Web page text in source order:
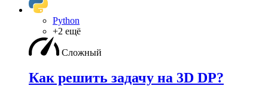
Python
+2 ещё
Сложный
Как решить задачу на 3D DP?